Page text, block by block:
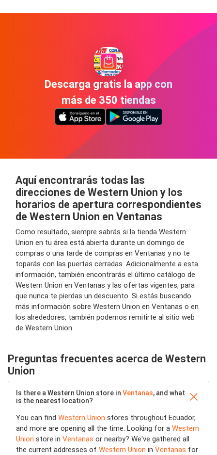
Descarga gratis la app con
más de 350 tiendas
Aquí encontrarás todas las
direcciones de Western Union y los
horarios de apertura correspondientes
de Western Union en Ventanas
Como resultado, siempre sabrás si la tienda Western
Union en tu área está abierta durante un domingo de
compras o una tarde de compras en Ventanas y no te
toparás con las puertas cerradas. Adicionalmente a esta
información, también encontrarás el último catálogo de
Western Union en Ventanas y las ofertas vigentes, para
que nunca te pierdas un descuento. Si estás buscando
más información sobre Western Union en Ventanas o en
los alrededores, también podemos remitirte al sitio web
de Western Union.
Preguntas frecuentes acerca de Western
Union
Is there a Western Union store in Ventanas, and what
is the nearest location?
You can find Western Union stores throughout Ecuador,
and more are opening all the time. Looking for a Western
Union store in Ventanas or nearby? We've gathered all
the current addresses of Western Union in Ventanas for